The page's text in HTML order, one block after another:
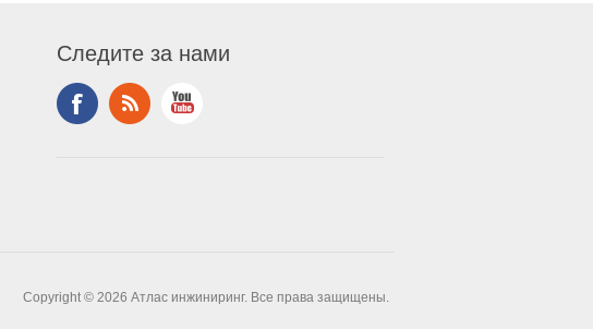
Следите за нами
Copyright © 2026 Атлас инжиниринг. Все права защищены.